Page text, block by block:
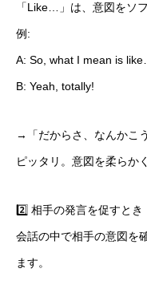
「Like…」は、意図をソ
例:
A: So, what I mean is
B: Yeah, totally!
→「だからさ、なんかこ
ピッタリ。意図を柔らか
2️⃣ 相手の発言を促すとき
会話の中で相手の意図を
ます。